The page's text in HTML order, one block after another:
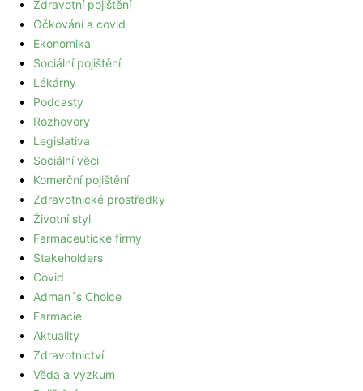
Zdravotní pojištění
Očkování a covid
Ekonomika
Sociální pojištění
Lékárny
Podcasty
Rozhovory
Legislativa
Sociální věci
Komerční pojištění
Zdravotnické prostředky
Životní styl
Farmaceutické firmy
Stakeholders
Covid
Adman´s Choice
Farmacie
Aktuality
Zdravotnictví
Věda a výzkum